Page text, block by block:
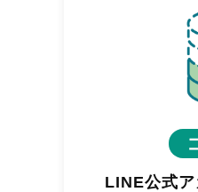
LINE公式ア